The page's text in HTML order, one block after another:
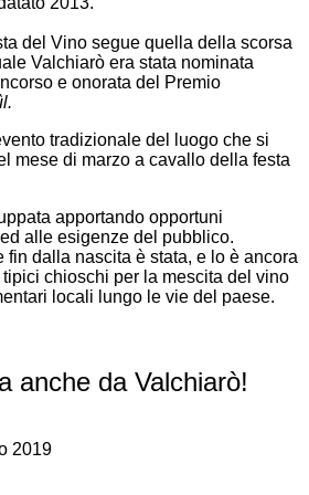
del Vino segue quella della scorsa
Valchiarò era stata nominata
e onorata del Premio
tradizionale del luogo che si
mese di marzo a cavallo della festa
apportando opportuni
alle esigenze del pubblico.
fin dalla nascita è stata, e lo è ancora
chioschi per la mescita del vino
locali lungo le vie del paese.
anche da Valchiarò!
2019